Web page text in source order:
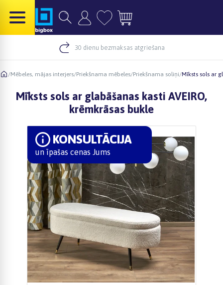
30 dienu bezmaksas atgriešana
/Mēbeles, mājas interjers/Priekšnama mēbeles/Priekšnama soliņi/Mīksts sols ar
Mīksts sols ar glabāšanas kasti AVEIRO,
krēmkrāsas bukle
KONSULTĀCIJA
un īpašas cenas Jums